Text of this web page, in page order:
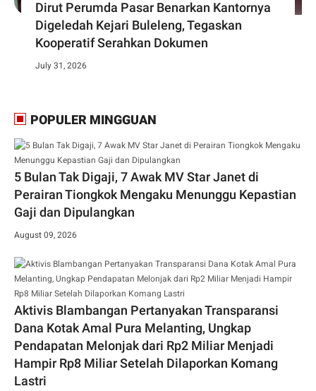
Dirut Perumda Pasar Benarkan Kantornya
Digeledah Kejari Buleleng, Tegaskan
Kooperatif Serahkan Dokumen
July 31, 2026
POPULER MINGGUAN
5 Bulan Tak Digaji, 7 Awak MV Star Janet di
Perairan Tiongkok Mengaku Menunggu Kepastian
Gaji dan Dipulangkan
August 09, 2026
Aktivis Blambangan Pertanyakan Transparansi
Dana Kotak Amal Pura Melanting, Ungkap
Pendapatan Melonjak dari Rp2 Miliar Menjadi
Hampir Rp8 Miliar Setelah Dilaporkan Komang
Lastri